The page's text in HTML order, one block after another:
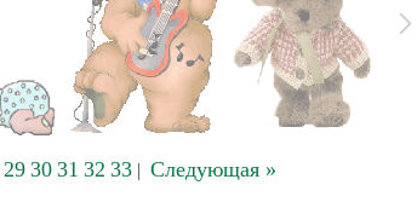
29 30 31 32 33| Следующая »